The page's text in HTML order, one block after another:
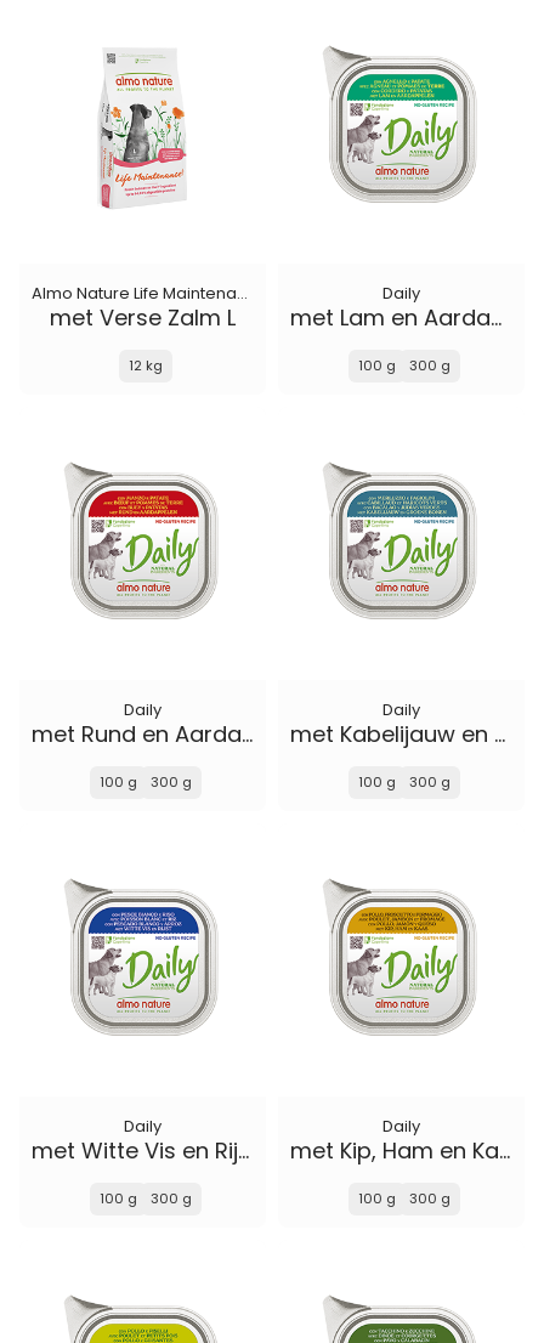
Almo Nature Life Maintenance
met Verse Zalm L
12 kg
Daily
met Lam en Aardappelen
100 g 300 g
Daily
met Rund en Aardappelen
100 g 300 g
Daily
met Kabelijauw en Groene Bonen
100 g 300 g
Daily
met Witte Vis en Rijst
100 g 300 g
Daily
met Kip, Ham en Kaas
100 g 300 g